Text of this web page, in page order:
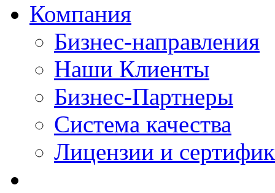
Компания
Бизнес-направления
Наши Клиенты
Бизнес-Партнеры
Система качества
Лицензии и